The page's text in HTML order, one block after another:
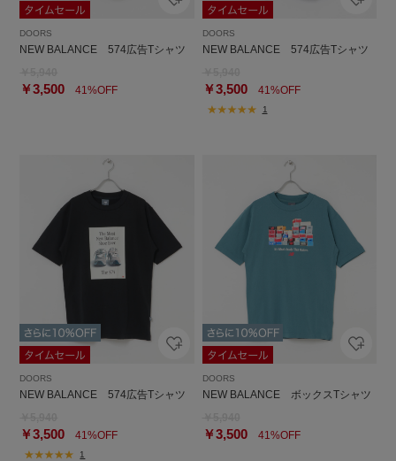
DOORS
NEW BALANCE 574広告Tシャツ
￥3,500 41%OFF
DOORS
NEW BALANCE 574広告Tシャツ
￥3,50041%OFF
1
DOORS
NEW BALANCE 574広告Tシャツ
￥3,500 41%OFF
1
DOORS
NEW BALANCE ボックスTシャツ
￥3,50041%OFF